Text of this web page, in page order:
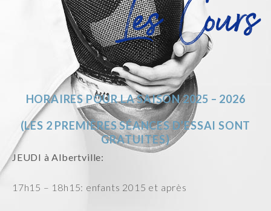
Les Cours
HORAIRES POUR LA SAISON 2025 – 2026
(LES 2 PREMIÈRES SÉANCES D’ESSAI SONT
GRATUITES)
JEUDI à Albertville:
17h15 – 18h15: enfants 2015 et après